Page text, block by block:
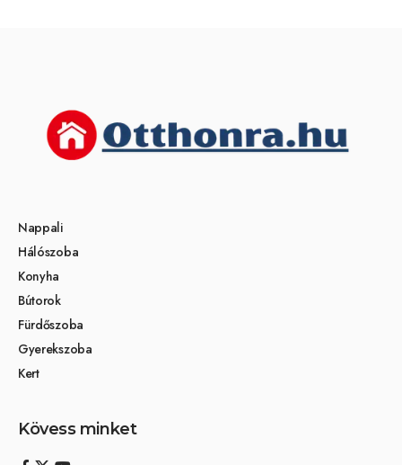
Nappali
Hálószoba
Konyha
Bútorok
Fürdőszoba
Gyerekszoba
Kert
Kövess minket